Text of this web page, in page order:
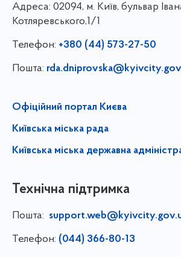
Адреса: 02094, м. Київ, бульвар
Котляревського,1/1
Телефон: +380 (44) 573-27-50
Пошта:
Офіційний портал Києва
Київська міська рада
Київська міська державна
Технічна підтримка
Пошта:
Телефон: (044) 366-80-13